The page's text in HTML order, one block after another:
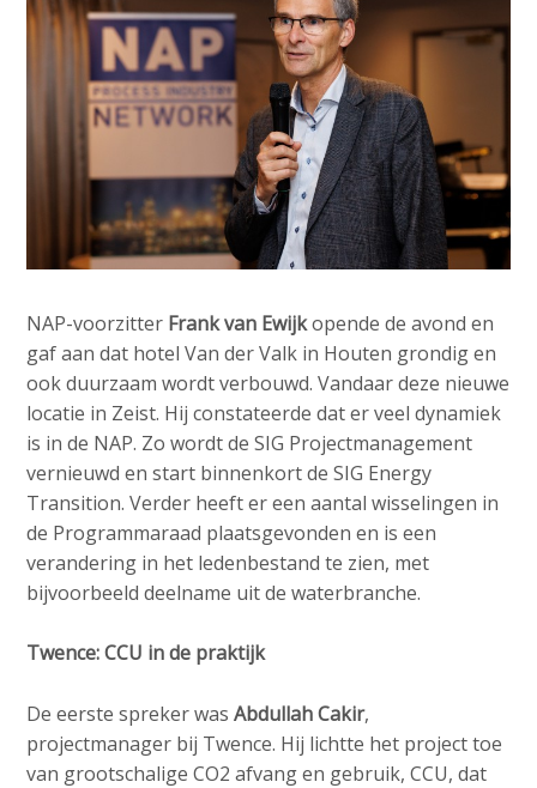
NAP-voorzitter Frank van Ewijkopende de avond en
gaf aan dat hotel Van der Valk in Houten grondig en
ook duurzaam wordt verbouwd. Vandaar deze nieuwe
locatie in Zeist. Hij constateerde dat er veel dynamiek
is in de NAP. Zo wordt de SIG Projectmanagement
vernieuwd en start binnenkort de SIG Energy
Transition. Verder heeft er een aantal wisselingen in
de Programmaraad plaatsgevonden en is een
verandering in het ledenbestand te zien, met
bijvoorbeeld deelname uit de waterbranche.
Twence: CCU in de praktijk
De eerste spreker wasAbdullah Cakir,
projectmanager bij Twence. Hij lichtte het project toe
van grootschalige CO2 afvang en gebruik, CCU, dat